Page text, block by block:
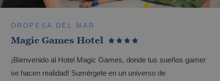
OROPESA DEL MAR
Magic Games Hotel
¡Bienvenido al Hotel Magic Games, donde tus sueños gamer
se hacen realidad! Sumérgete en un universo de